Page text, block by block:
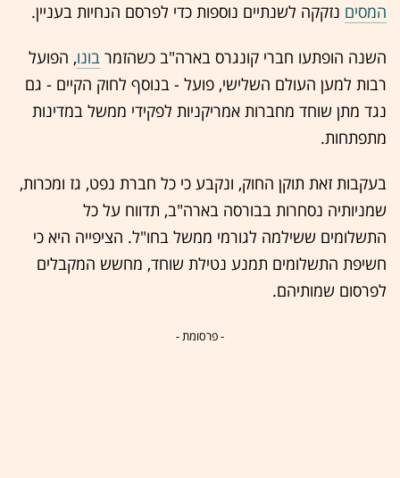
המסים נזקקה לשנתיים נוספות כדי לפרסם הנחיות בעניין.
השנה הופתעו חברי קונגרס בארה"ב כשהזמר בונו, הפועל
רבות למען העולם השלישי, פועל - בנוסף לחוק הקיים - גם
נגד מתן שוחד מחברות אמריקניות לפקידי ממשל במדינות
מתפתחות.
בעקבות זאת תוקן החוק, ונקבע כי כל חברת נפט, גז ומכרות,
שמניותיה נסחרות בבורסה בארה"ב, תדווח על כל
התשלומים ששילמה לגורמי ממשל בחו"ל. הציפייה היא כי
חשיפת התשלומים תמנע נטילת שוחד, מחשש המקבלים
לפרסום שמותיהם.
- פרסומת -